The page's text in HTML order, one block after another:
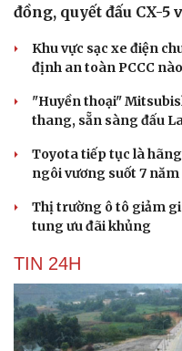
đồng, quyết đấu CX-5
Khu vực sạc xe điện
định an toàn PCCC
"Huyền thoại"
thang, sẵn sàng đấu
Toyota tiếp tục là
ngôi vương suốt 7 năm
Thị trường ô tô giảm
tung ưu đãi khủng
TIN 24H